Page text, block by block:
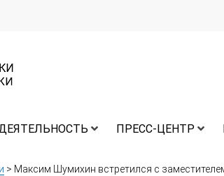
ПРЕСС-ЦЕНТР
> Максим Шумихин встретился с